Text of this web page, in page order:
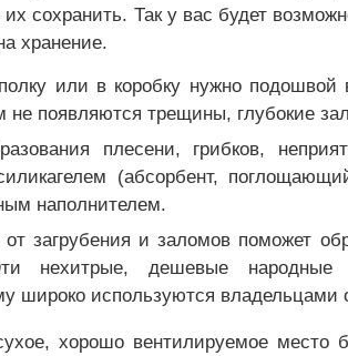
сохранить. Так у вас будет
хранение.
или в коробку нужно подошвой
не появляются трещины, глубокие
плесени, грибков,
(абсорбент,
наполнителем.
загрубения и заломов поможет
нехитрые, дешевые народные
широко используются владельцами
хорошо вентилируемое место